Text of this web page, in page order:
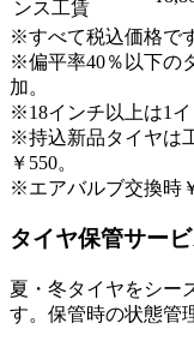
ンス工賃
※すべて税込価格で
※偏平率40％以下の
加。
※18インチ以上は1イ
※持込新品タイヤは
￥550。
※エアバルブ交換時
タイヤ保管サー
夏・冬タイヤをシー
す。保管時の状態管